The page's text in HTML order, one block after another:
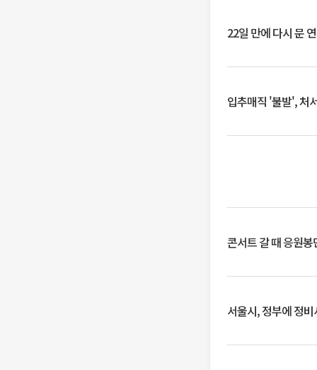
22일 만에 다시 문
입추매직 '불발', 처
콘서트 갈 때 응원
서울시, 정부에 정